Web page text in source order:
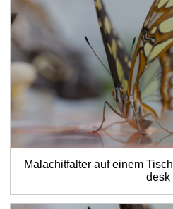
Malachitfalter auf einem Tisch
desk